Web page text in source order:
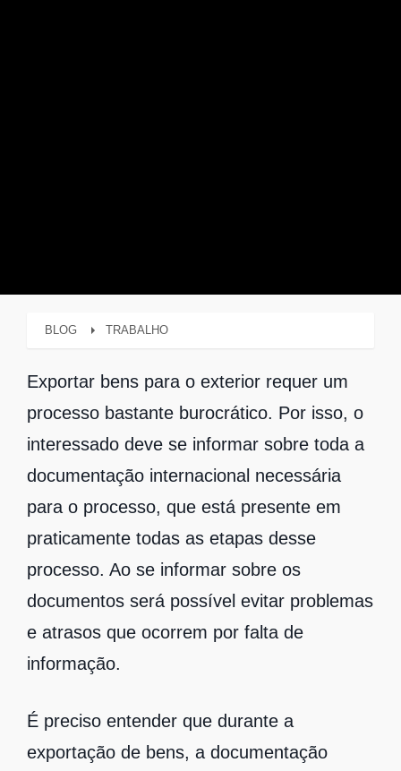
BLOG TRABALHO
Exportar bens para o exterior requer um
processo bastante burocrático. Por isso, o
interessado deve se informar sobre toda a
documentação internacional necessária
para o processo, que está presente em
praticamente todas as etapas desse
processo. Ao se informar sobre os
documentos será possível evitar problemas
e atrasos que ocorrem por falta de
informação.
É preciso entender que durante a
exportação de bens, a documentação